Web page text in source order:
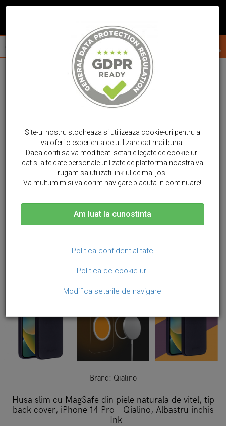
Brand: Qialino
Husa slim cu MagSafe din piele naturala de vitel, tip
back cover, iPhone 14 Pro - Qialino, Albastru inchis
- Ink
Site-ul nostru stocheaza si utilizeaza cookie-uri pentru a
va oferi o experienta de utilizare cat mai buna.
Daca doriti sa va modificati setarile legate de cookie-uri
cat si alte date personale utilizate de platforma noastra va
rugam sa utilizati link-ul de mai jos!
Va multumim si va dorim navigare placuta in continuare!
Am luat la cunostinta
Politica confidentialitate
Politica de cookie-uri
Modifica setarile de navigare